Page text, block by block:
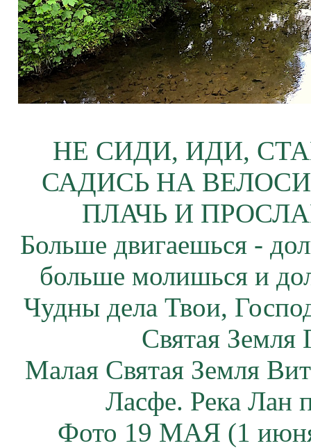
НЕ СИДИ, ИДИ,
САДИСЬ НА
ПЛАЧЬ И
Больше двигаешься -
больше молишься и
Чудны дела Твои,
Святая
Малая Святая Земля
Ласфе. Река Лан
Фото 19 МАЯ (1